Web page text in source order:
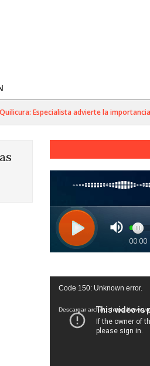
Especialista advierte la importancia
Reproductor
vídeo
Code 150: Unknown error.
Descargar archivo: https://